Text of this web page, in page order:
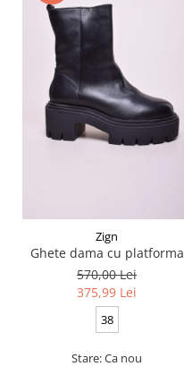
Zign
Ghete dama cu platforma
570,00 Lei
375,99 Lei
38
Stare: Ca nou